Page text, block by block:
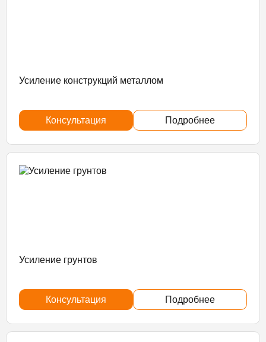
Усиление конструкций металлом
Консультация Подробнее
Усиление грунтов
Консультация Подробнее